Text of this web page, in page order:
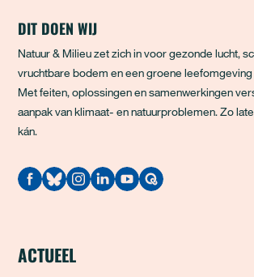
DIT DOEN WIJ
Natuur & Milieu zet zich in voor gezonde lucht,
vruchtbare bodem en een groene
Met feiten, oplossingen en samenwerkingen
aanpak van klimaat- en natuurproblemen. Zo
kán.
Quodari
ACTUEEL